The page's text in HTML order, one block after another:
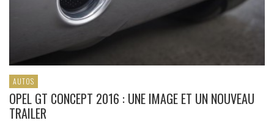
AUTOS
OPEL GT CONCEPT 2016 : UNE IMAGE ET UN NOUVEAU
TRAILER